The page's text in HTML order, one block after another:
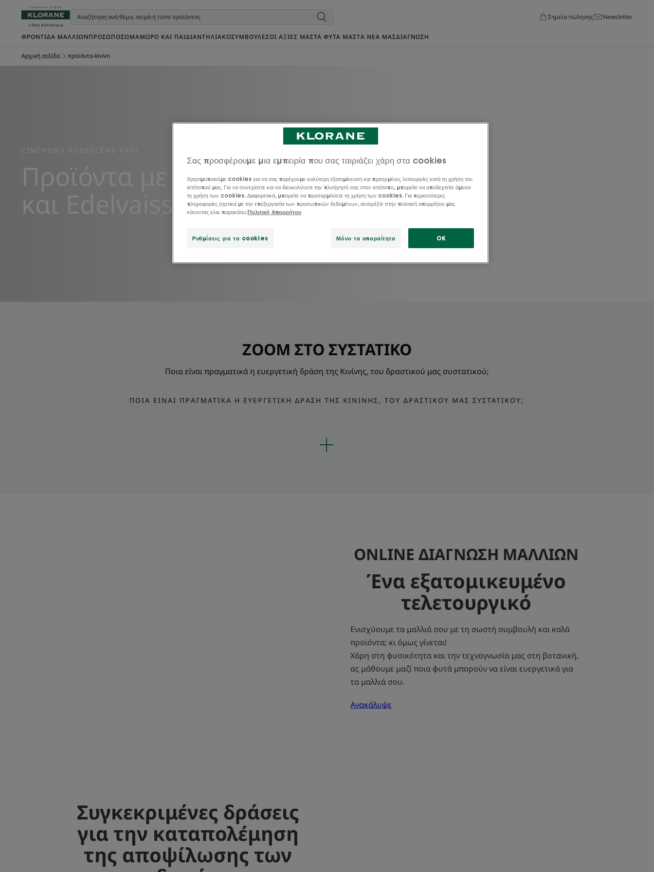
Σημεία πώλησης Newsletter
ΦΡΟΝΤΊΔΑ ΜΑΛΛΙΏΝΠΡΌΣΩΠΟΣΏΜΑΜΩΡΌ ΚΑΙ ΠΑΙΔΊΑΝΤΗΛΙΑΚΌΣΥΜΒΟΥΛΈΣΟΙ ΑΞΊΕΣ ΜΑΣΤΑ ΦΥΤΆ ΜΑΣTΑ ΝΈΑ ΜΑΣΔΙΑΓΝΩΣΗ
Αρχική σελίδα προϊόντα-kivivn
CINCHONA PUBESCENS VAHL
Προϊόντα με κινίνη
και Edelvaisse BIO
ZOOM ΣΤΟ ΣΥΣΤΑΤΙΚΟ
Ποια είναι πραγματικά η ευεργετική δράση της Κινίνης, του δραστικού μας συστατικού;
ΠΟΙΑ ΕΊΝΑΙ ΠΡΑΓΜΑΤΙΚΆ Η ΕΥΕΡΓΕΤΙΚΉ ΔΡΆΣΗ ΤΗΣ ΚΙΝΊΝΗΣ, ΤΟΥ ΔΡΑΣΤΙΚΟΎ ΜΑΣ ΣΥΣΤΑΤΙΚΟΎ;
ONLINE ΔΙΑΓΝΩΣΗ ΜΑΛΛΙΩΝ
Ένα εξατομικευμένο
τελετουργικό
Ενισχύουμε τα μαλλιά σου με τη σωστή συμβουλή και καλά
προϊόντα; κι όμως γίνεται!
Χάρη στη φυσικότητα και την τεχνογνωσία μας στη βοτανική,
ας μάθουμε μαζί ποια φυτά μπορούν να είναι ευεργετικά για
τα μαλλιά σου.
Ανακάλυψε
Συγκεκριμένες δράσεις
για την καταπολέμηση
της αποψίλωσης των
Σας προσφέρουμε μια εμπειρία που σας ταιριάζει χάρη στα cookies
Χρησιμοποιούμε cookies για να σας παρέχουμε καλύτερη εξατομίκευση και προηγμένες λειτουργίες κατά τη χρήση του
ιστότοπού μας. Για να συνεχίσετε και να διευκολύνετε την πλοήγησή σας στον ιστότοπο, μπορείτε να αποδεχτείτε άμεσα
τη χρήση των cookies. Διαφορετικά, μπορείτε να προσαρμόσετε τη χρήση των cookies. Για περισσότερες
πληροφορίες σχετικά με την επεξεργασία των προσωπικών δεδομένων, ανατρέξτε στην πολιτική απορρήτου μας
κάνοντας κλικ παρακάτω:Πολιτική Απορρήτου
Ρυθμίσεις για τα cookies Μόνο τα απαραίτητα OK